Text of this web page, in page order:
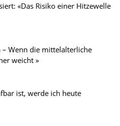
«Das Risiko einer Hitzewelle
– Wenn die mittelalterliche
weicht »
ist, werde ich heute